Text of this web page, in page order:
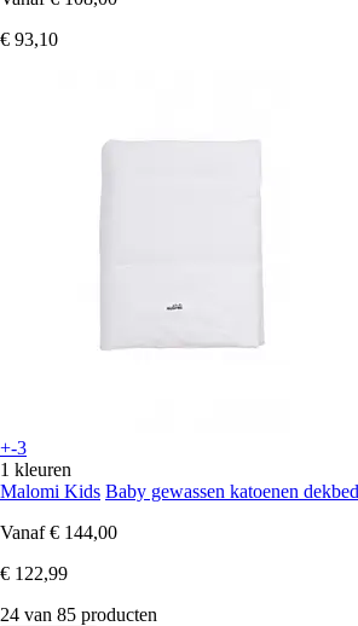
€ 93,10
+-3
1 kleuren
Malomi Kids Baby gewassen katoenen
Vanaf € 144,00
€ 122,99
24 van 85 producten